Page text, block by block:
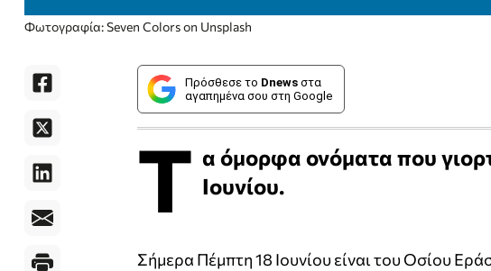
Φωτογραφία: Seven Colors on Unsplash
Πρόσθεσε το Dnews στα
αγαπημένα σου στη Google
Τ α όμορφα ονόματα που
Ιουνίου.
Σήμερα Πέμπτη 18 Ιουνίου είναι του Οσίου